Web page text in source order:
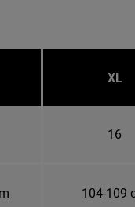
XL
16
104-109